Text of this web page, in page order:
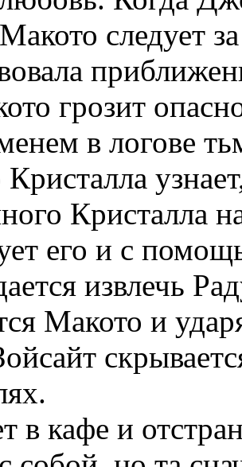
следует
грозит
в логове
Кристалла
его и с
извлечь
Макото и
в кафе и